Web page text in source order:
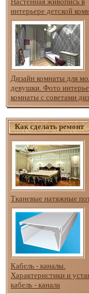
интерьере детской
Дизайн комнаты для
девушки. Фото
комнаты с советами
Как сделать ремонт
Тканевые натяжные
Кабель - каналы.
Характеристики и
кабель - канала